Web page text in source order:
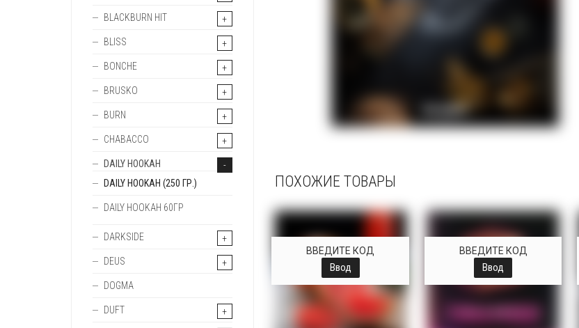
ПОХОЖИЕ ТОВАРЫ
ВВЕДИТЕ КОД
Ввод
ВВЕДИТЕ КОД
Ввод
BLACKBURN HIT
BLISS
BONCHE
BRUSKO
BURN
CHABACCO
DAILY HOOKAH
DAILY HOOKAH (250 ГР.)
DAILY HOOKAH 60ГР
DARKSIDE
DEUS
DOGMA
DUFT